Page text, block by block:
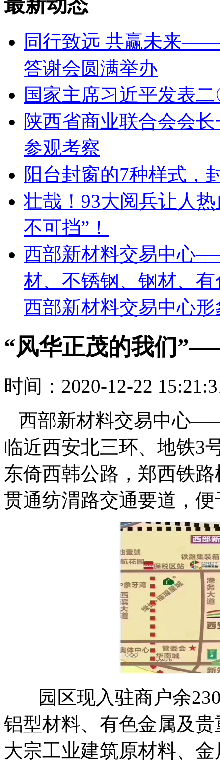
同行致远 共赢未来
答谢会圆满举办
国家主席习近平发表
陕西省商业联合会会
参观考察
阳台封窗的7种样式，
壮哉！93大阅兵让人
不可挡”！
西部新材料交易中心
材、不锈钢、钢材、
西部新材料交易中心
“风华正茂的我们
时间：2020-12-22
西部新材料交易中心
临近西安北三环、地铁3
东倚西韩公路，郑西铁
贯通纺渭路交通要道，
园区现入驻商户余
铝型材料、有色金属及
大宗工业建筑原材料、